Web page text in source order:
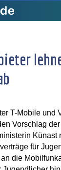
T-Mobile und
Vorschlag der
Künast
für
die